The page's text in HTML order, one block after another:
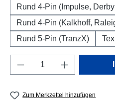
Rund 4-Pin (Impulse,
Rund 4-Pin (Kalkhoff,
Rund 5-Pin (TranzX)
Produkt Anzahl: Gib
Zum Merkzettel hinzufügen